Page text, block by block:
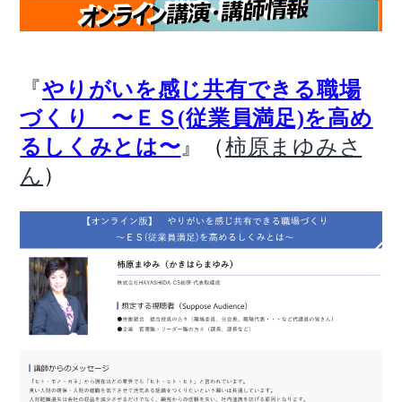
『やりがいを感じ共有できる職場
づくり 〜ＥＳ(従業員満足)を高め
るしくみとは〜 』（柿原まゆみさ
ん ）